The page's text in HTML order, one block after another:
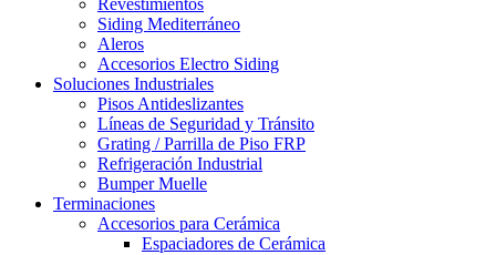
Revestimientos
Siding Mediterráneo
Aleros
Accesorios Electro Siding
Soluciones Industriales
Pisos Antideslizantes
Líneas de Seguridad y Tránsito
Grating / Parrilla de Piso FRP
Refrigeración Industrial
Bumper Muelle
Terminaciones
Accesorios para Cerámica
Espaciadores de Cerámica